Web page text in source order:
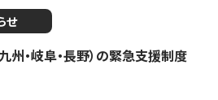
せ
州・岐阜・長野）の緊急支援制度